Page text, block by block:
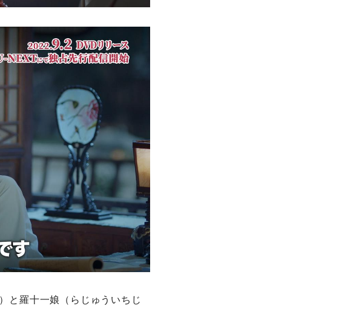
と羅十一娘（らじゅういちじ